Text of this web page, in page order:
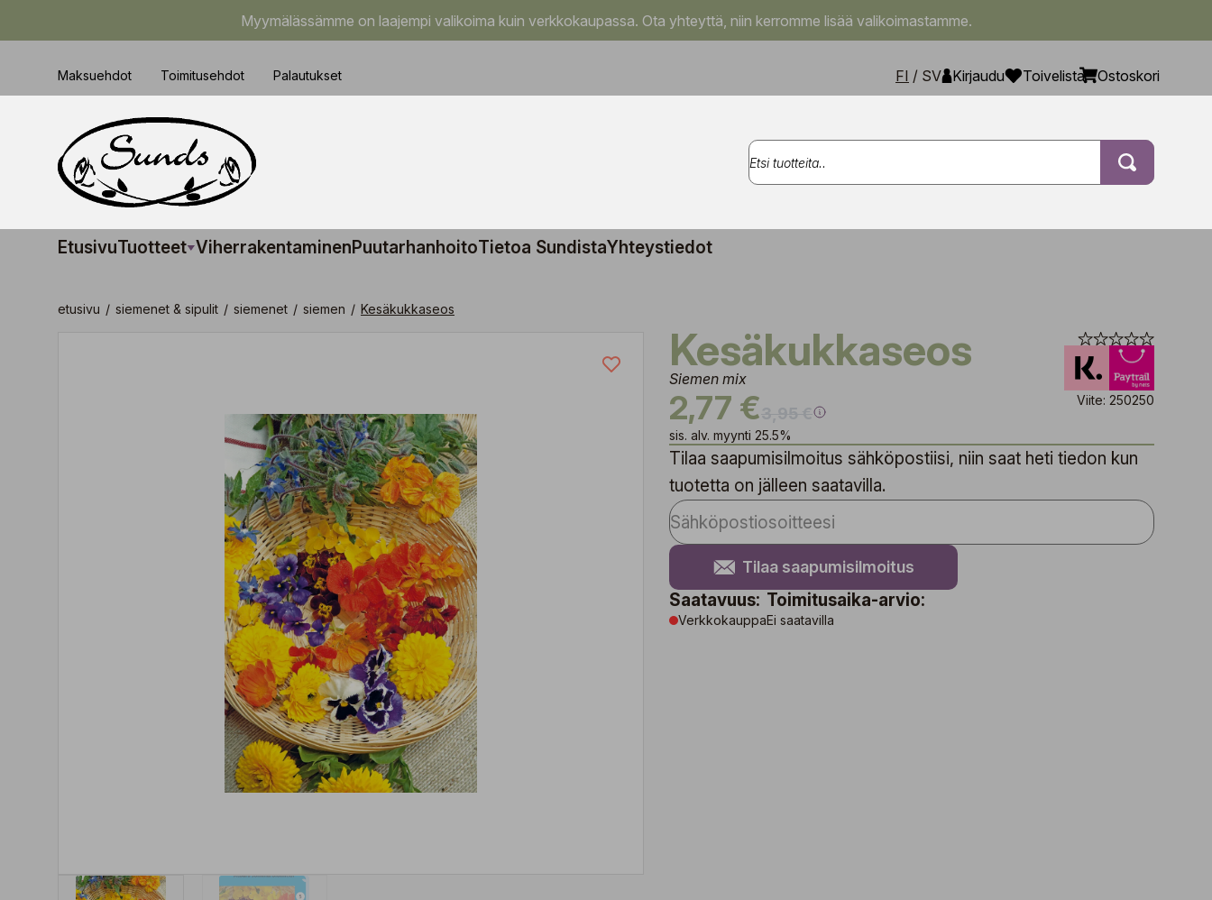
Myymälässämme on laajempi valikoima kuin verkkokaupassa. Ota yhteyttä, niin kerromme lisää valikoimastamme.
Maksuehdot Toimitusehdot Palautukset FI / SV Kirjaudu Toivelista Ostoskori
EtusivuTuotteet ViherrakentaminenPuutarhanhoitoTietoa SundistaYhteystiedot
etusivu / siemenet & sipulit / siemenet / siemen / Kesäkukkaseos
Kesäkukkaseos
Siemen mix
2,77 €
sis. alv. myynti 25.5%
Viite: 250250
Tilaa saapumisilmoitus sähköpostiisi, niin saat heti tiedon kun
tuotetta on jälleen saatavilla.
Tilaa saapumisilmoitus
Saatavuus:
Verkkokauppa
Toimitusaika-arvio:
Ei saatavilla